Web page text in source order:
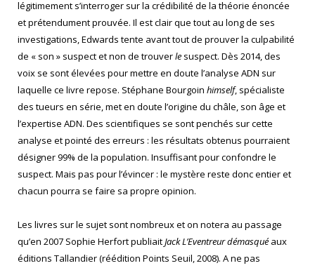
légitimement s’interroger sur la crédibilité de la théorie énoncée
et prétendument prouvée. Il est clair que tout au long de ses
investigations, Edwards tente avant tout de prouver la culpabilité
de « son » suspect et non de trouverle suspect. Dès 2014, des
voix se sont élevées pour mettre en doute l’analyse ADN sur
laquelle ce livre repose. Stéphane Bourgoin himself, spécialiste
des tueurs en série, met en doute l’origine du châle, son âge et
l’expertise ADN. Des scientifiques se sont penchés sur cette
analyse et pointé des erreurs : les résultats obtenus pourraient
désigner 99% de la population. Insuffisant pour confondre le
suspect. Mais pas pour l’évincer : le mystère reste donc entier et
chacun pourra se faire sa propre opinion.
Les livres sur le sujet sont nombreux et on notera au passage
qu’en 2007 Sophie Herfort publiaitJack L’Eventreur démasqué aux
éditions Tallandier (réédition Points Seuil, 2008). A ne pas